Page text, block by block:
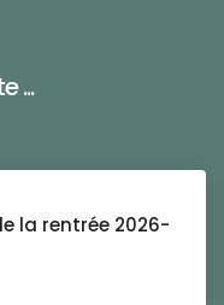
...
la rentrée 2026-